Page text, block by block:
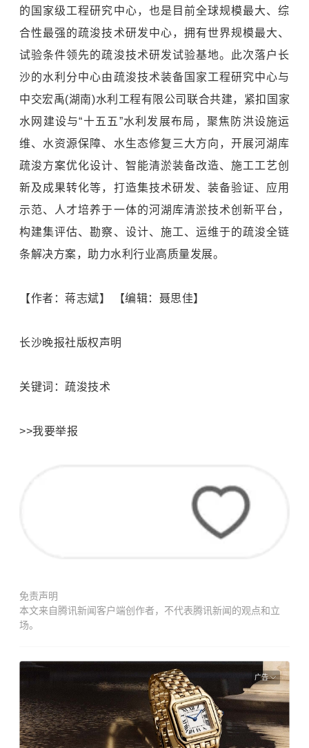
的国家级工程研究中心，也是目前全球规模最大、综
合性最强的疏浚技术研发中心，拥有世界规模最大、
试验条件领先的疏浚技术研发试验基地。此次落户长
沙的水利分中心由疏浚技术装备国家工程研究中心与
中交宏禹(湖南)水利工程有限公司联合共建，紧扣国家
水网建设与“十五五”水利发展布局，聚焦防洪设施运
维、水资源保障、水生态修复三大方向，开展河湖库
疏浚方案优化设计、智能清淤装备改造、施工工艺创
新及成果转化等，打造集技术研发、装备验证、应用
示范、人才培养于一体的河湖库清淤技术创新平台，
构建集评估、勘察、设计、施工、运维于的疏浚全链
条解决方案，助力水利行业高质量发展。
【作者：蒋志斌】 【编辑：聂思佳】
长沙晚报社版权声明
关键词：疏浚技术
>>我要举报
免责声明
本文来自腾讯新闻客户端创作者，不代表腾讯新闻的观点和立
场。
广告